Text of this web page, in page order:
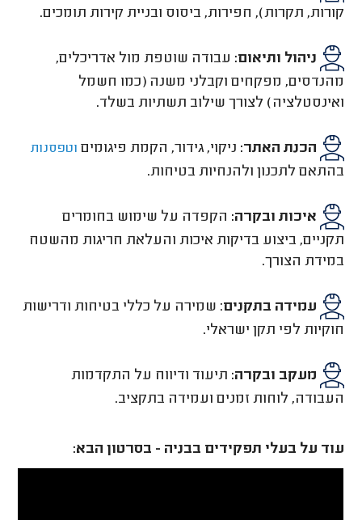
קורות, תקרות), חפירות, ביסוס ובניית קירות תומכים.
ניהול ותיאום: עבודה שוטפת מול אדריכלים,
מהנדסים, מפקחים וקבלני משנה (כמו חשמל
ואינסטלציה) לצורך שילוב תשתיות בשלד.
הכנת האתר: ניקוי, גידור, הקמת פיגומים וטפסנות
בהתאם לתכנון ולהנחיות בטיחות.
איכות ובקרה: הקפדה על שימוש בחומרים
תקניים, ביצוע בדיקות איכות והעלאת חריגות מהשטח
במידת הצורך.
עמידה בתקנים: שמירה על כללי בטיחות ודרישות
חוקיות לפי תקן ישראלי.
מעקב ובקרה: תיעוד ודיווח על התקדמות
העבודה, לוחות זמנים ועמידה בתקציב.
עוד על בעלי תפקידים בבניה - בסרטון הבא: